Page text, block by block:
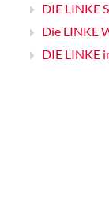
DIE LINKE
Die LINKE
DIE LINKE